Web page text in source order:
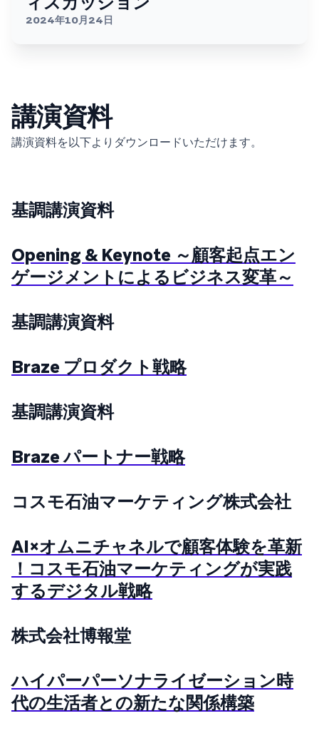
2024年10月24日
講演資料
講演資料を以下よりダウンロードいただけます。
基調講演資料
Opening & Keynote ～顧客起点エン
ゲージメントによるビジネス変革～
基調講演資料
Braze プロダクト戦略
基調講演資料
Braze パートナー戦略
コスモ石油マーケティング株式会社
AI×オムニチャネルで顧客体験を革新
！コスモ石油マーケティングが実践
するデジタル戦略
株式会社博報堂
ハイパーパーソナライゼーション時
代の生活者との新たな関係構築